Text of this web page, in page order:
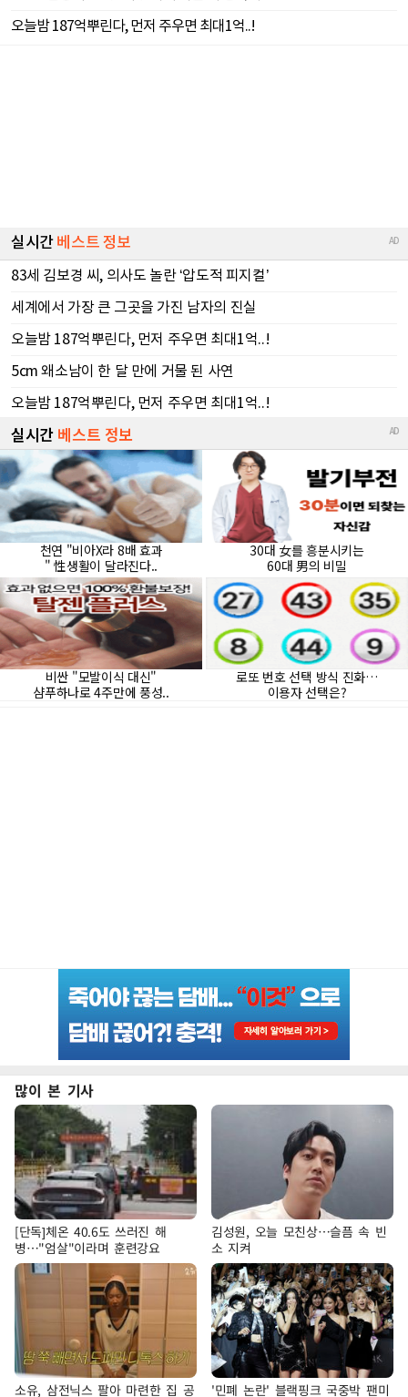
많이 본 기사
[단독]체온 40.6도 쓰러진 해
병…"엄살"이라며 훈련강요
김성원, 오늘 모친상…슬픔 속 빈
소 지켜
소유, 삼전닉스 팔아 마련한 집 공
'민폐 논란' 블랙핑크 국중박 팬미